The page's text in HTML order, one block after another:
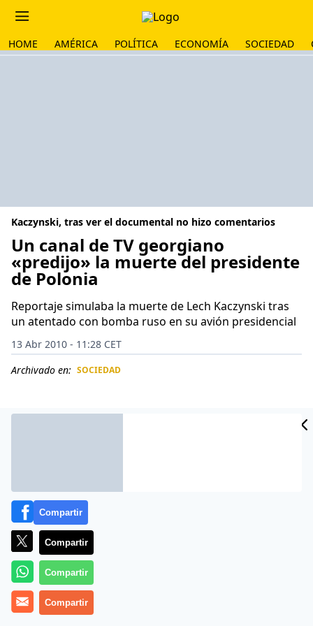
HOME AMÉRICA POLÍTICA ECONOMÍA SOCIEDAD
Kaczynski, tras ver el documental no hizo comentarios
Un canal de TV georgiano
«predijo» la muerte del presidente
de Polonia
Reportaje simulaba la muerte de Lech Kaczynski tras
un atentado con bomba ruso en su avión presidencial
13 Abr 2010 - 11:28 CET
Archivado en: SOCIEDAD
Un canal de televisión georgiano emitió hace cuatro
semanas un controvertido reportaje que resultó ser
Compartir
Compartir
Compartir
Compartir